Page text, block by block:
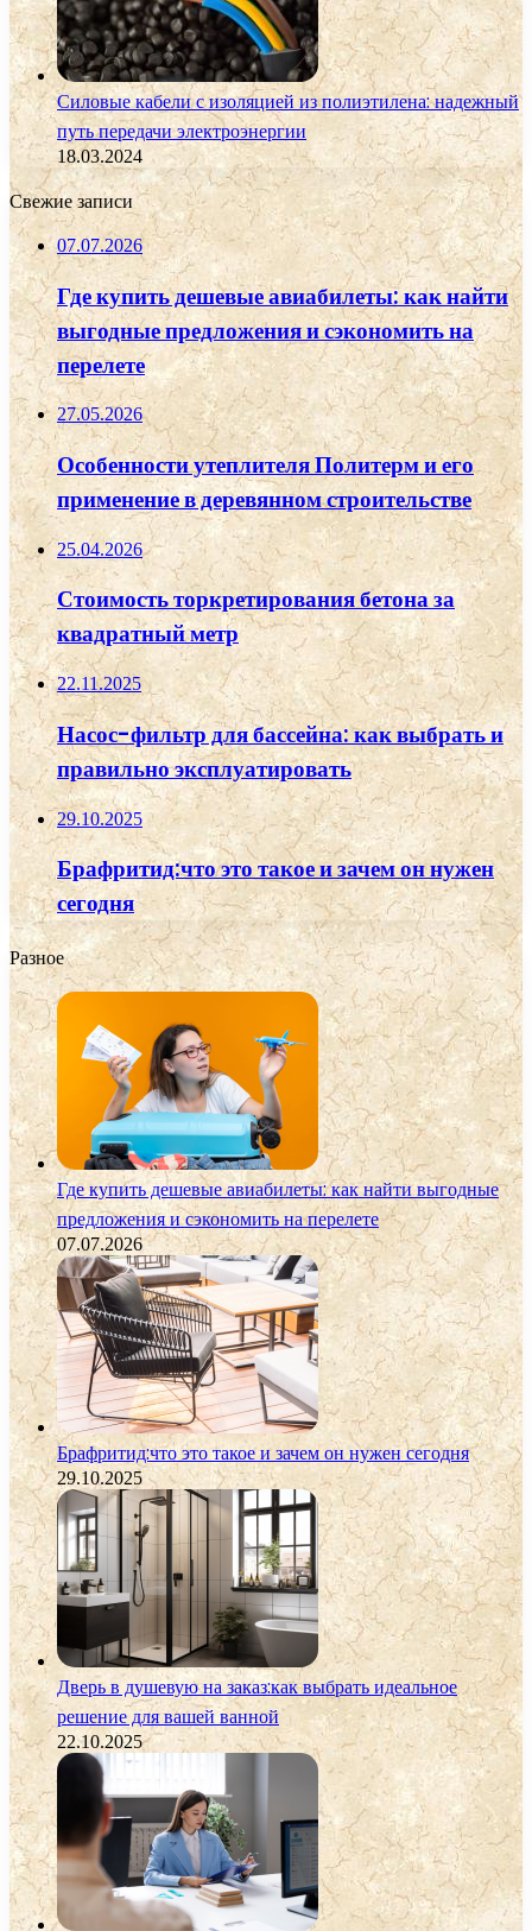
Силовые кабели с изоляцией из полиэтилена: надежный
путь передачи электроэнергии
18.03.2024
Свежие записи
07.07.2026
Где купить дешевые авиабилеты: как найти
выгодные предложения и сэкономить на
перелете
27.05.2026
Особенности утеплителя Политерм и его
применение в деревянном строительстве
25.04.2026
Стоимость торкретирования бетона за
квадратный метр
22.11.2025
Насос-фильтр для бассейна: как выбрать и
правильно эксплуатировать
29.10.2025
Брафритид:что это такое и зачем он нужен
сегодня
Разное
Где купить дешевые авиабилеты: как найти выгодные
предложения и сэкономить на перелете
07.07.2026
Брафритид:что это такое и зачем он нужен сегодня
29.10.2025
Дверь в душевую на заказ:как выбрать идеальное
решение для вашей ванной
22.10.2025